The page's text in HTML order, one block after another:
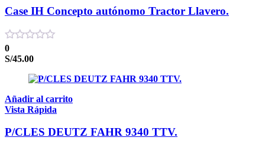
Case IH Concepto autónomo Tractor Llavero.
0
S/45.00
Añadir al carrito
Vista Rápida
P/CLES DEUTZ FAHR 9340 TTV.